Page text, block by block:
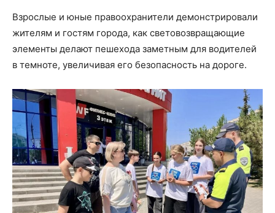
Взрослые и юные правоохранители демонстрировали
жителям и гостям города, как световозвращающие
элементы делают пешехода заметным для водителей
в темноте, увеличивая его безопасность на дороге.